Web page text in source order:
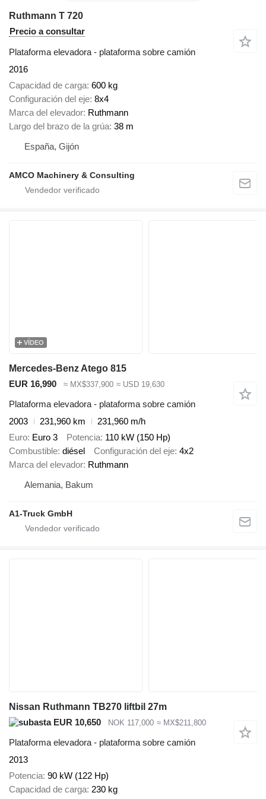
Ruthmann T 720
Precio a consultar
Plataforma elevadora - plataforma sobre camión
2016
Capacidad de carga 600 kg
Configuración del eje 8x4
Marca del elevador Ruthmann
Largo del brazo de la grúa 38 m
España, Gijón
AMCO Machinery & Consulting
VÍDEO
Mercedes-Benz Atego 815
EUR 16,990
≈ MX$337,900 ≈ USD 19,630
Plataforma elevadora - plataforma sobre camión
2003
231,960 km
231,960 m/h
Euro Euro 3 Potencia 110 kW (150 Hp)
Combustible diésel Configuración del eje 4x2
Marca del elevador Ruthmann
Alemania, Bakum
A1-Truck GmbH
Nissan Ruthmann TB270 liftbil 27m
EUR 10,650
NOK 117,000 ≈ MX$211,800
Plataforma elevadora - plataforma sobre camión
2013
Potencia 90 kW (122 Hp)
Capacidad de carga 230 kg